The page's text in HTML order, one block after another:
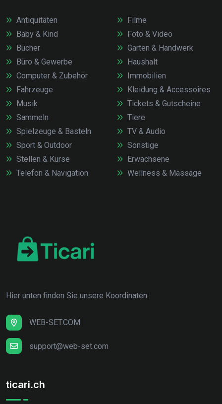
Antiquitäten
Baby & Kind
Bücher
Büro & Gewerbe
Computer & Zubehör
Fahrzeuge
Filme
Foto & Video
Garten & Handwerk
Haushalt
Immobilien
Kleidung & Accessoires
Musik
Sammeln
Spielzeuge & Basteln
Sport & Outdoor
Stellen & Kurse
Telefon & Navigation
Tickets & Gutscheine
Tiere
TV & Audio
Sonstige
Erwachsene
Wellness & Massage
Hier unten finden Sie unsere Koordinaten:
WEB-SET.COM
support@web-set.com
ticari.ch